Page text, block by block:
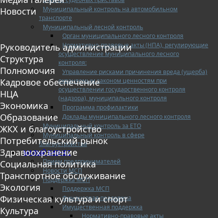
Муниципальный контроль на автомобильном
транспорте
Муниципальный лесной контроль
Орган муниципального лесного контроля
Нормативно-правовые акты (НПА), регулирующие
осуществление муниципального лесного
контроля:
Управление рисками причинения вреда (ущерба)
охраняемым законом ценностям при
осуществлении государственного контроля
(надзора), муниципального контроля
Программа профилактики
Доклады муниципального лесного контроля
Муниципальный контроль за ЕТО
Муниципальный контроль в сфере
благоустройства
МАЛЫЙ БИЗНЕС
Прием предпринимателей
Новости МСП
Поддержка МСП
Поддержка МСП
Финансовая поддержка
Имущественная поддержка
Нормативно-правовые акты
Новости
Руководитель администрации
Структура
Полномочия
Кадровое обеспечение
НЦА
Экономика
Образование
ЖКХ и благоустройство
Потребительский рынок
Здравоохранение
Социальная политика
Транспортное обслуживание
Экология
Физическая культура и спорт
Культура